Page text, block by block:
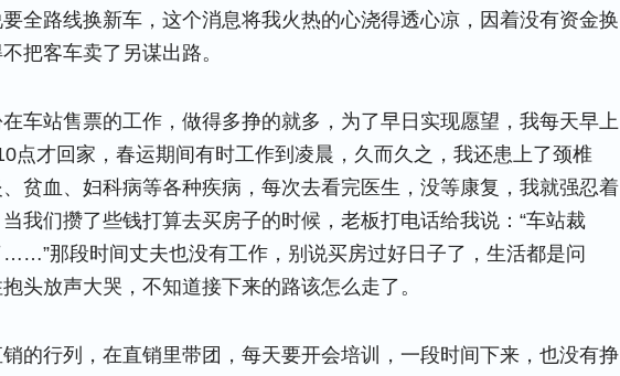
全路线换新车，这个消息将我火热的心浇得透心凉，因着没有资金换
把客车卖了另谋出路。
车站售票的工作，做得多挣的就多，为了早日实现愿望，我每天早上
点才回家，春运期间有时工作到凌晨，久而久之，我还患上了颈椎
贫血、妇科病等各种疾病，每次去看完医生，没等康复，我就强忍着
我们攒了些钱打算去买房子的时候，老板打电话给我说：“车站裁
……”那段时间丈夫也没有工作，别说买房过好日子了，生活都是问
头放声大哭，不知道接下来的路该怎么走了。
的行列，在直销里带团，每天要开会培训，一段时间下来，也没有挣